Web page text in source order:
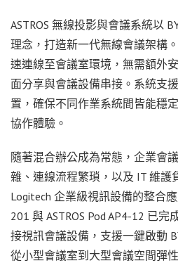
ASTROS 無線投影與會議系統以
理念，打造新一代無線會議架構
速連線至會議室環境，無需額外
面分享與會議設備串接。系統支
置，確保不同作業系統間皆能穩
協作體驗。
隨著混合辦公成為常態，企業會
雜、連線流程繁瑣，以及 IT 維護
Logitech 企業級視訊設備的整合應
201 與 ASTROS Pod AP4-12 已完
接視訊會議設備，支援一鍵啟動
從小型會議室到大型會議空間彈